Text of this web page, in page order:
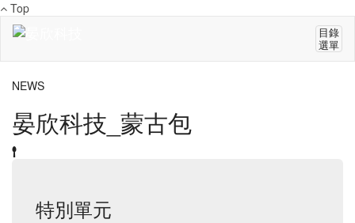
Top
目錄
選單
NEWS
晏欣科技_蒙古包
特別單元